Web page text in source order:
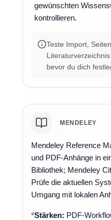
gewünschten
kontrollieren.
Teste Import,
bevor du dich
MENDELEY
Mendeley Reference
und PDF-Anhänge in
Bibliothek; Mendeley
Prüfe die aktuellen
Umgang mit lokalen
Stärken: PDF-